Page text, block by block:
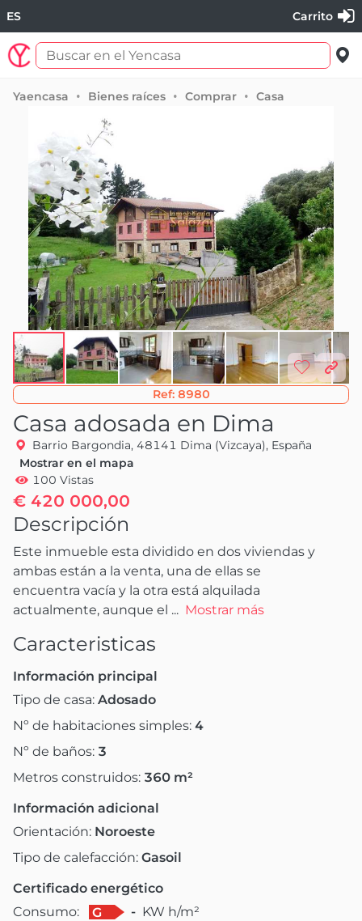
ES Carrito
Yaencasa Bienes raíces Comprar Casa
Ref: 8980
Casa adosada en Dima
Barrio Bargondia, 48141 Dima (Vizcaya), España
Mostrar en el mapa
100 Vistas
€ 420 000,00
Descripción
Este inmueble esta dividido en dos viviendas y
ambas están a la venta, una de ellas se
encuentra vacía y la otra está alquilada
actualmente, aunque el ... Mostrar más
Caracteristicas
Información principal
Tipo de casa: Adosado
Nº de habitaciones simples: 4
Nº de baños: 3
Metros construidos: 360 m²
Información adicional
Orientación: Noroeste
Tipo de calefacción: Gasoil
Certificado energético
Consumo:
G - KW h/m²